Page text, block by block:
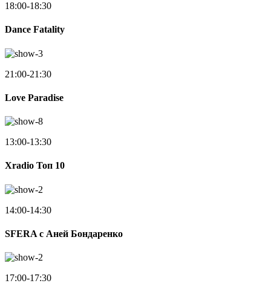
18:00-18:30
Dance Fatality
21:00-21:30
Love Paradise
13:00-13:30
Xradio Топ 10
14:00-14:30
SFERA с Аней Бондаренко
17:00-17:30